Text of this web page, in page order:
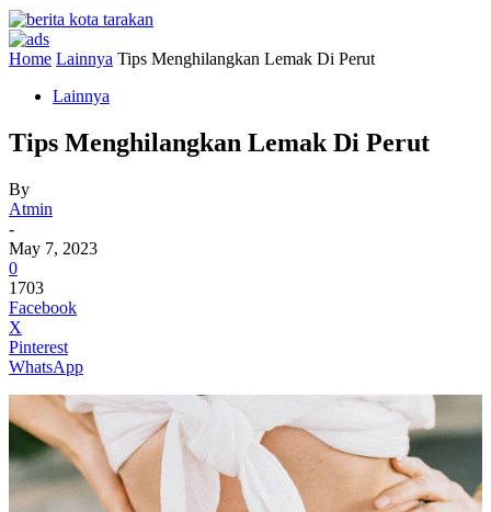
Home Lainnya Tips Menghilangkan Lemak Di Perut
Lainnya
Tips Menghilangkan Lemak Di Perut
By
Atmin
-
May 7, 2023
0
1703
Facebook
X
Pinterest
WhatsApp